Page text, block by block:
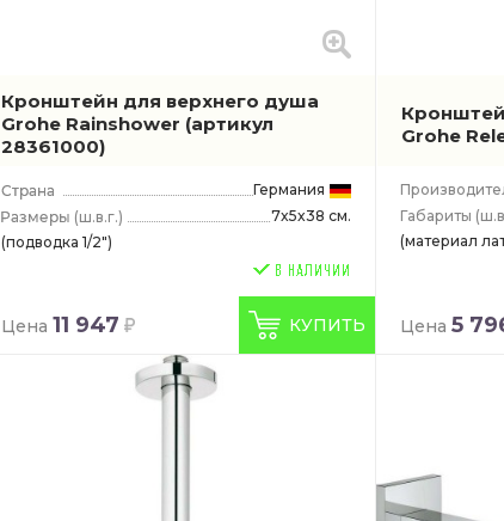
Кронштейн для верхнего душа
Grohe Rainshower (артикул
28361000)
Германия
(ш.в.г.)
7x5x38 см.
(подводка 1/2")
Цена 11 947 КУПИТЬ
Grohe
Габариты
(материал
Цена 5